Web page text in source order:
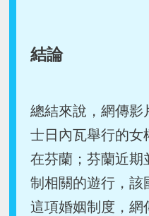
結論
總結來說，網傳影
士日內瓦舉行的女
在芬蘭；芬蘭近
制相關的遊行，該
這項婚姻制度，網